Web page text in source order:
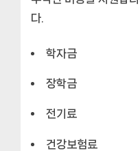
다.
학자금
장학금
전기료
건강보험료